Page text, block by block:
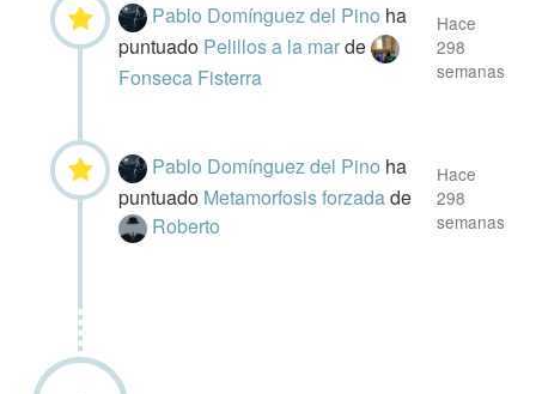
Pablo Domínguez del Pino ha
puntuado Pelillos a la marde
Fonseca Fisterra
Hace
298
semanas
Pablo Domínguez del Pino ha
puntuado Metamorfosis forzadade
Roberto
Hace
298
semanas